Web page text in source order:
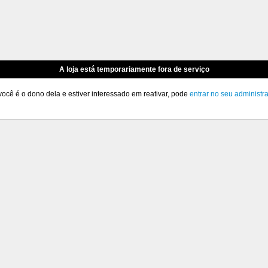
A loja está temporariamente fora de serviço
é o dono dela e estiver interessado em reativar, pode entrar no seu